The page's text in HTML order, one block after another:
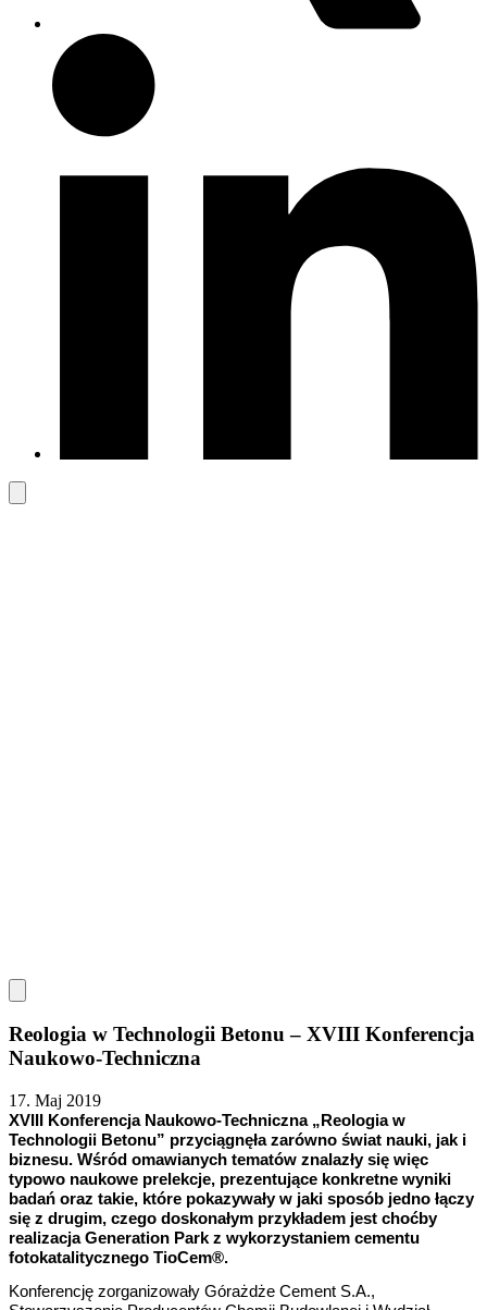
Reologia w Technologii Betonu – XVIII Konferencja
Naukowo-Techniczna
17. Maj 2019
XVIII Konferencja Naukowo-Techniczna „Reologia w
Technologii Betonu” przyciągnęła zarówno świat nauki, jak i
biznesu. Wśród omawianych tematów znalazły się więc
typowo naukowe prelekcje, prezentujące konkretne wyniki
badań oraz takie, które pokazywały w jaki sposób jedno łączy
się z drugim, czego doskonałym przykładem jest choćby
realizacja Generation Park z wykorzystaniem cementu
fotokatalitycznego TioCem®.
Konferencję zorganizowały Górażdże Cement S.A.,